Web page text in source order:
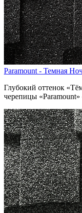
Paramount - Темная
Глубокий оттенок
черепицы «Paramount»